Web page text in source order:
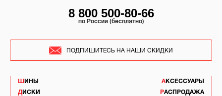
ШИНЫ
ДИСКИ
АКСЕССУАРЫ
РАСПРОДАЖА
8 800 500-80-66
по России (бесплатно)
ПОДПИШИТЕСЬ НА НАШИ СКИДКИ